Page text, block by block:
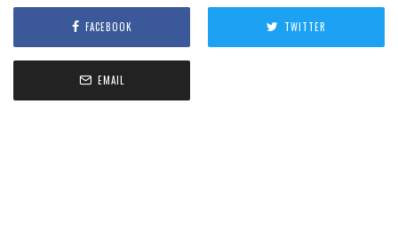
FACEBOOK TWITTER
EMAIL